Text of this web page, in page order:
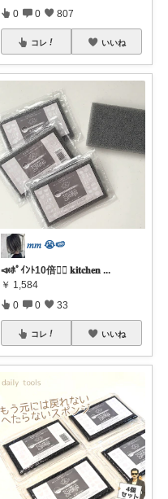
0 0 807
コレ いいね
𝑚𝑚 😭🍉
📣ﾎﾟｲﾝﾄ10倍❤️‍🔥 𝐤𝐢𝐭𝐜𝐡𝐞𝐧 ...
￥ 1,584
0 0 33
コレ いいね